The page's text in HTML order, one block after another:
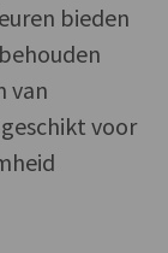
bieden
van
voor